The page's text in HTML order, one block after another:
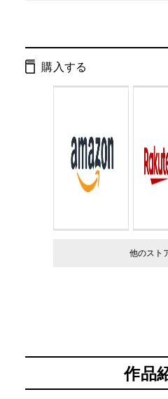
ISBN：
判型：
購入する
他のスト
作品